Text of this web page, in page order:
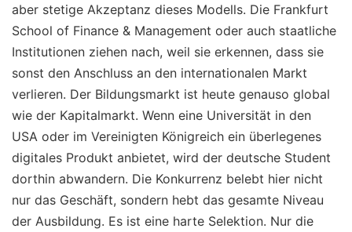
aber stetige Akzeptanz dieses Modells. Die Frankfurt
School of Finance & Management oder auch staatliche
Institutionen ziehen nach, weil sie erkennen, dass sie
sonst den Anschluss an den internationalen Markt
verlieren. Der Bildungsmarkt ist heute genauso global
wie der Kapitalmarkt. Wenn eine Universität in den
USA oder im Vereinigten Königreich ein überlegenes
digitales Produkt anbietet, wird der deutsche Student
dorthin abwandern. Die Konkurrenz belebt hier nicht
nur das Geschäft, sondern hebt das gesamte Niveau
der Ausbildung. Es ist eine harte Selektion. Nur die